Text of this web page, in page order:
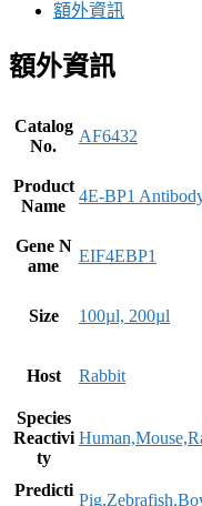
額外資訊
額外資訊
Catalog
No.
AF6432
Product
Name
4E-BP1
Gene N
ame
EIF4EBP1
Size 100µl, 200µl
Host Rabbit
Species
Reactivi
ty
Predicti